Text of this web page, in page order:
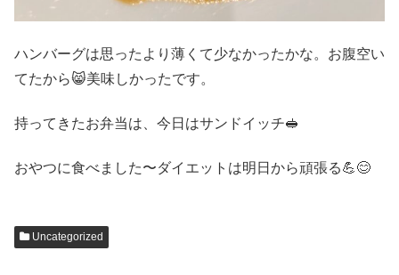
ハンバーグは思ったより薄くて少なかったかな。お腹空い
てたから😸美味しかったです。
持ってきたお弁当は、今日はサンドイッチ🥪
おやつに食べました〜ダイエットは明日から頑張る💪😊
Uncategorized